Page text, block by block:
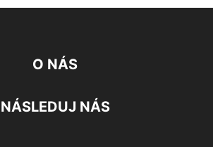
O NÁS
NÁSLEDUJ NÁS